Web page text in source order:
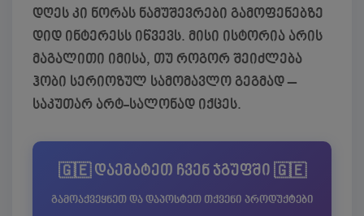
დღეს კი ნორას ნამუშევრები გამოფენებზე
დიდ ინტერესს იწვევს. მისი ისტორია არის
მაგალითი იმისა, თუ როგორ შეიძლება
ჰობი სერიოზულ სამომავლო გეგმად –
საკუთარ არტ-სალონად იქცეს.
🇬🇪 დაემატეთ ჩვენ ჯგუფში 🇬🇪
გამოაქვეყნეთ და დაპოსტეთ თქვენი პროდუქტები